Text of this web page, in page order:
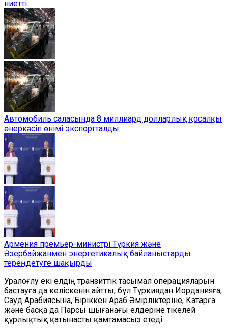
ниетті
Автомобиль саласында 8 миллиард долларлық қосалқы
өнеркәсіп өнімі экспортталды
Армения премьер-министрі Түркия және
Әзербайжанмен энергетикалық байланыстарды
тереңдетуге шақырды
Уралоғлу екі елдің транзиттік тасымал операцияларын
бастауға да келіскенін айтты, бұл Түркиядан Иорданияға,
Сауд Арабиясына, Біріккен Араб Әмірліктеріне, Катарға
және басқа да Парсы шығанағы елдеріне тікелей
құрлықтық қатынасты қамтамасыз етеді.